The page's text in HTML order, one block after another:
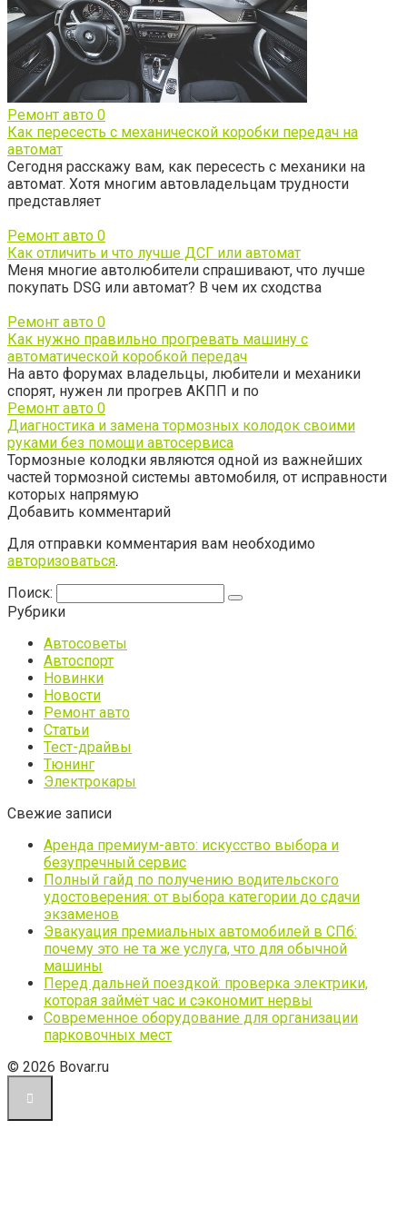
Ремонт авто 0
Как пересесть с механической коробки передач на
автомат
Сегодня расскажу вам, как пересесть с механики на
автомат. Хотя многим автовладельцам трудности
представляет
Ремонт авто 0
Как отличить и что лучше ДСГ или автомат
Меня многие автолюбители спрашивают, что лучше
покупать DSG или автомат? В чем их сходства
Ремонт авто 0
Как нужно правильно прогревать машину с
автоматической коробкой передач
На авто форумах владельцы, любители и механики
спорят, нужен ли прогрев АКПП и по
Ремонт авто 0
Диагностика и замена тормозных колодок своими
руками без помощи автосервиса
Тормозные колодки являются одной из важнейших
частей тормозной системы автомобиля, от исправности
которых напрямую
Добавить комментарий
Для отправки комментария вам необходимо
авторизоваться.
Поиск:
Рубрики
Автосоветы
Автоспорт
Новинки
Новости
Ремонт авто
Статьи
Тест-драйвы
Тюнинг
Электрокары
Свежие записи
Аренда премиум-авто: искусство выбора и
безупречный сервис
Полный гайд по получению водительского
удостоверения: от выбора категории до сдачи
экзаменов
Эвакуация премиальных автомобилей в СПб:
почему это не та же услуга, что для обычной
машины
Перед дальней поездкой: проверка электрики,
которая займёт час и сэкономит нервы
Современное оборудование для организации
парковочных мест
© 2026 Bovar.ru